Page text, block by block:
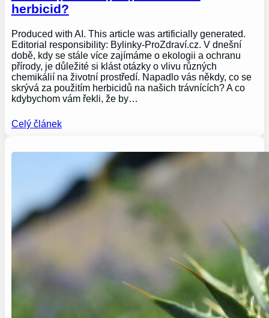
herbicid?
Produced with AI. This article was artificially generated.
Editorial responsibility: Bylinky-ProZdraví.cz. V dnešní
době, kdy se stále více zajímáme o ekologii a ochranu
přírody, je důležité si klást otázky o vlivu různých
chemikálií na životní prostředí. Napadlo vás někdy, co se
skrývá za použitím herbicidů na našich trávnících? A co
kdybychom vám řekli, že by…
Celý článek